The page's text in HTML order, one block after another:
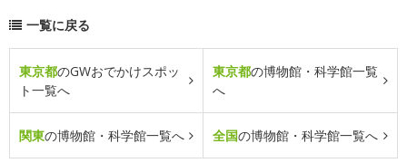
一覧に戻る
東京都のGWおでかけスポッ
ト一覧へ
東京都の博物館・科学館一覧
へ
関東の博物館・科学館一覧へ 全国の博物館・科学館一覧へ